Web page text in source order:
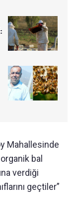
Mahallesinde
bal
verdiği
geçtiler”